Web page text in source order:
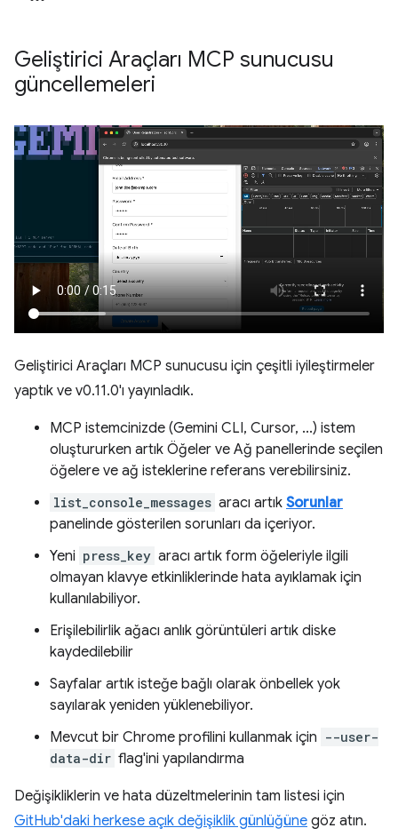
Geliştirici Araçları MCP sunucusu
güncellemeleri
Geliştirici Araçları MCP sunucusu için çeşitli iyileştirmeler
yaptık ve v0.11.0'ı yayınladık.
MCP istemcinizde (Gemini CLI, Cursor, ...) istem
oluştururken artık Öğeler ve Ağ panellerinde seçilen
öğelere ve ağ isteklerine referans verebilirsiniz.
list_console_messages aracı artık Sorunlar
panelinde gösterilen sorunları da içeriyor.
Yeni press_key aracı artık form öğeleriyle ilgili
olmayan klavye etkinliklerinde hata ayıklamak için
kullanılabiliyor.
Erişilebilirlik ağacı anlık görüntüleri artık diske
kaydedilebilir
Sayfalar artık isteğe bağlı olarak önbellek yok
sayılarak yeniden yüklenebiliyor.
Mevcut bir Chrome profilini kullanmak için --user-
data-dir flag'ini yapılandırma
Değişikliklerin ve hata düzeltmelerinin tam listesi için
GitHub'daki herkese açık değişiklik günlüğüne göz atın.